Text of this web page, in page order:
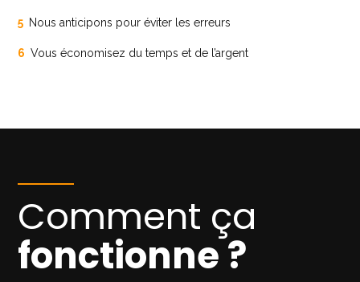
5 Nous anticipons pour éviter les erreurs
6 Vous économisez du temps et de l’argent
Comment ça
fonctionne ?